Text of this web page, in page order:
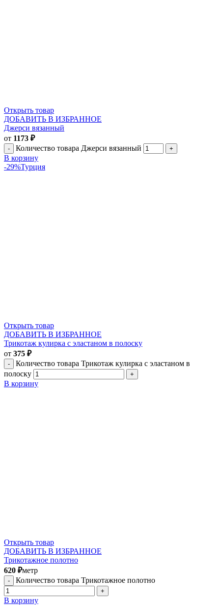
Открыть товар
ДОБАВИТЬ В ИЗБРАННОЕ
Джерси вязанный
от 1173 ₽
Количество товара Джерси вязанный
В корзину
-29%Турция
Открыть товар
ДОБАВИТЬ В ИЗБРАННОЕ
Трикотаж кулирка с эластаном в полоску
от 375 ₽
Количество товара Трикотаж кулирка с эластаном в
полоску
В корзину
Открыть товар
ДОБАВИТЬ В ИЗБРАННОЕ
Трикотажное полотно
620 ₽метр
Количество товара Трикотажное полотно
В корзину